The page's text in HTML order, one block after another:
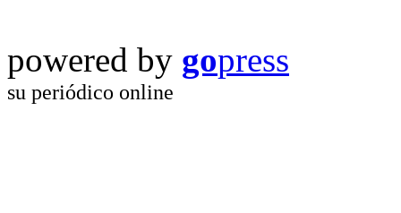
powered by gopress
su periódico online